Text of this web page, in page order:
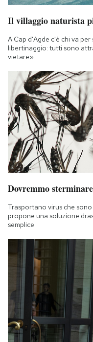
Il villaggio naturista
A Cap d'Agde c'è chi va
libertinaggio: tutti sono
vietare»
Dovremmo
Trasportano virus che
propone una soluzione
semplice